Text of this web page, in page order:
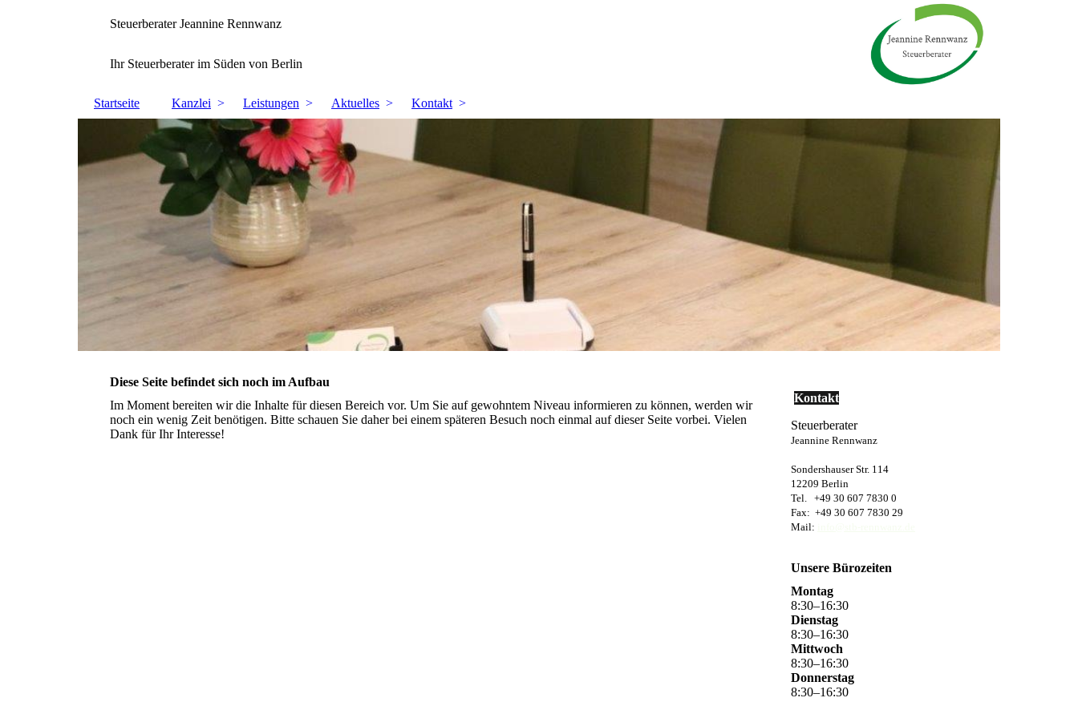
Steuerberater Jeannine Rennwanz
Ihr Steuerberater im Süden von Berlin
Startseite Kanzlei Leistungen Aktuelles Kontakt
Diese Seite befindet sich noch im Aufbau
Im Moment bereiten wir die Inhalte für diesen Bereich vor. Um Sie auf gewohntem Niveau informieren zu können, werden wir
noch ein wenig Zeit benötigen. Bitte schauen Sie daher bei einem späteren Besuch noch einmal auf dieser Seite vorbei. Vielen
Dank für Ihr Interesse!
Kontakt
Steuerberater
Jeannine Rennwanz
Sondershauser Str. 114
12209 Berlin
Tel. +49 30 607 7830 0
Fax: +49 30 607 7830 29
Mail:
Unsere Bürozeiten
Montag
8:30–16:30
Dienstag
8:30–16:30
Mittwoch
8:30–16:30
Donnerstag
8:30–16:30